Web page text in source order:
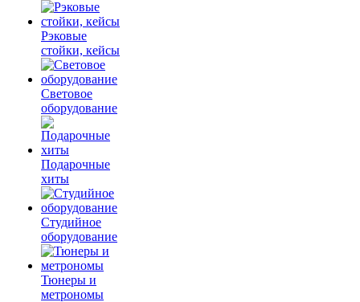
Рэковые
стойки, кейсы
Световое
оборудование
Подарочные
хиты
Студийное
оборудование
Тюнеры и
метрономы